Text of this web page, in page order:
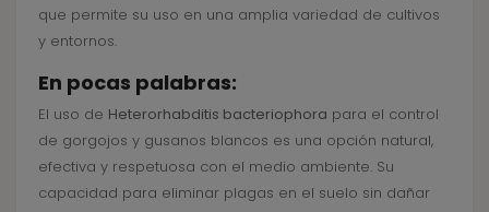
que permite su uso en una amplia variedad de cultivos
y entornos.
En pocas palabras:
El uso de Heterorhabditis bacteriophora para el control
de gorgojos y gusanos blancos es una opción natural,
efectiva y respetuosa con el medio ambiente. Su
capacidad para eliminar plagas en el suelo sin dañar